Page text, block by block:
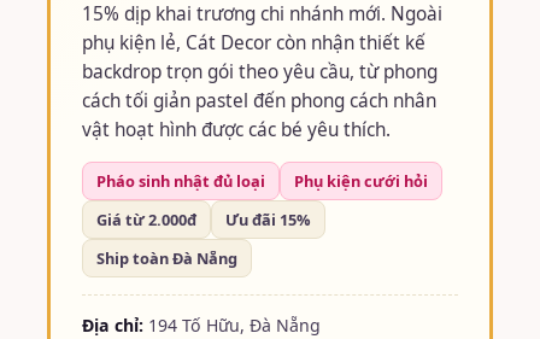
15% dịp khai trương chi nhánh mới. Ngoài
phụ kiện lẻ, Cát Decor còn nhận thiết kế
backdrop trọn gói theo yêu cầu, từ phong
cách tối giản pastel đến phong cách nhân
vật hoạt hình được các bé yêu thích.
Pháo sinh nhật đủ loại
Phụ kiện cưới hỏi
Giá từ 2.000đ
Ưu đãi 15%
Ship toàn Đà Nẵng
Địa chỉ: 194 Tố Hữu, Đà Nẵng